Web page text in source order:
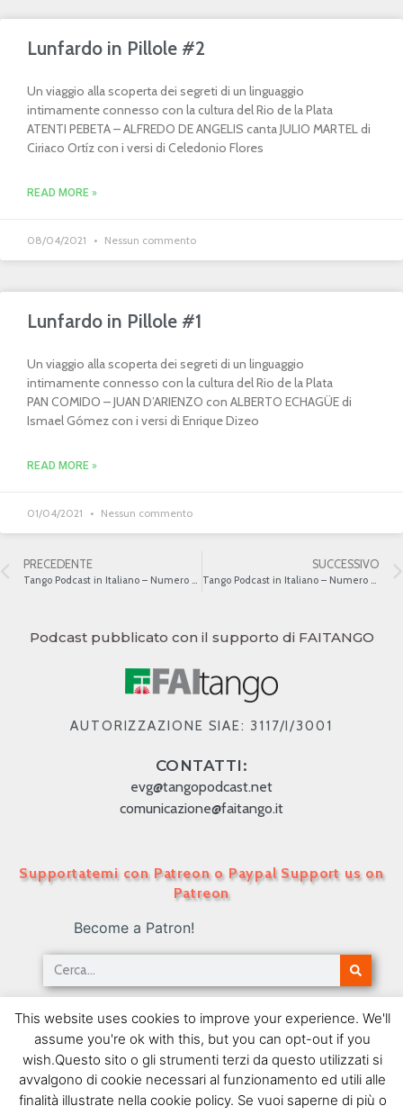
Lunfardo in Pillole #2
Un viaggio alla scoperta dei segreti di un linguaggio
intimamente connesso con la cultura del Rio de la Plata
ATENTI PEBETA – ALFREDO DE ANGELIS canta JULIO MARTEL di
Ciriaco Ortíz con i versi di Celedonio Flores
READ MORE »
08/04/2021 Nessun commento
Lunfardo in Pillole #1
Un viaggio alla scoperta dei segreti di un linguaggio
intimamente connesso con la cultura del Rio de la Plata
PAN COMIDO – JUAN D’ARIENZO con ALBERTO ECHAGÜE di
Ismael Gómez con i versi di Enrique Dizeo
READ MORE »
01/04/2021 Nessun commento
PRECEDENTE SUCCESSIVO
Podcast pubblicato con il supporto di FAITANGO
AUTORIZZAZIONE SIAE: 3117/I/3001
CONTATTI:
evg@tangopodcast.net
comunicazione@faitango.it
Supportatemi con Patreon o Paypal Support us on
Patreon
Become a Patron!
Tango Podcast in Italiano – Numero 397 – Il
Tango Canta Parigi V
05/02/2018
SEGUIMI SU FACEBOOK
This website uses cookies to improve your experience. We'll
assume you're ok with this, but you can opt-out if you
wish.Questo sito o gli strumenti terzi da questo utilizzati si
avvalgono di cookie necessari al funzionamento ed utili alle
finalità illustrate nella cookie policy. Se vuoi saperne di più o